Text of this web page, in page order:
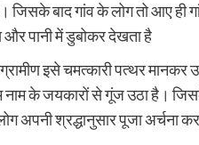
बाद गांव के लोग तो आए
पानी में डुबोकर देखता है
ग्रामीण इसे चमत्कारी पत्थर
नाम के जयकारों से गूंज उठा है।
अपनी श्रद्धानुसार पूजा अर्चना